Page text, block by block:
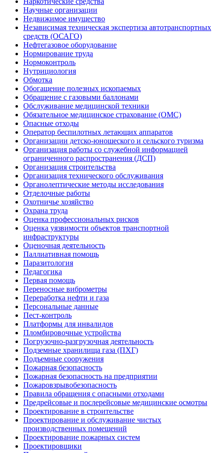
Научные организации
Недвижимое имущество
Независимая техническая экспертиза автотранспортных
средств (ОСАГО)
Нефтегазовое оборудование
Нормирование труда
Нормоконтроль
Нутрициология
Обмотка
Обогащение полезных ископаемых
Обращение с газовыми баллонами
Обслуживание медицинской техники
Обязательное медицинское страхование (ОМС)
Опасные отходы
Оператор беспилотных летающих аппаратов
Организации детско-юношеского и сельского туризма
Организация работы со служебной информацией
ограниченного распространения (ДСП)
Организация строительства
Организация технического обслуживания
Органолептические методы исследования
Отделочные работы
Охотничье хозяйство
Охрана труда
Оценка профессиональных рисков
Оценка уязвимости объектов транспортной
инфраструктуры
Оценочная деятельность
Паллиативная помощь
Паразитология
Педагогика
Первая помощь
Переносные виброметры
Переработка нефти и газа
Персональные данные
Пест-контроль
Платформы для инвалидов
Пломбировочные устройства
Погрузочно-разгрузочная деятельность
Подземные хранилища газа (ПХГ)
Подъемные сооружения
Пожарная безопасность
Пожарная безопасность на предприятии
Пожаровзрывобезопасность
Правила обращения с опасными отходами
Предрейсовые и послерейсовые медицинские осмотры
Проектирование в строительстве
Проектирование и обслуживание чистых
производственных помещений
Проектирование пожарных систем
Проектировщики